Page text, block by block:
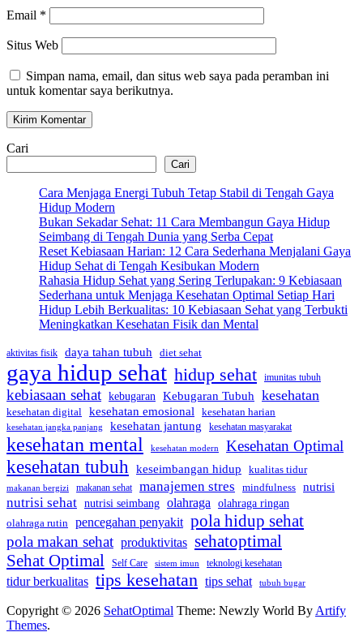
Email *
Situs Web
Simpan nama, email, dan situs web saya pada peramban ini
untuk komentar saya berikutnya.
Cari
Cari
Cara Menjaga Energi Tubuh Tetap Stabil di Tengah Gaya
Hidup Modern
Bukan Sekadar Sehat: 11 Cara Membangun Gaya Hidup
Seimbang di Tengah Dunia yang Serba Cepat
Reset Kebiasaan Harian: 12 Cara Sederhana Menjalani Gaya
Hidup Sehat di Tengah Kesibukan Modern
Rahasia Hidup Sehat yang Sering Terlupakan: 9 Kebiasaan
Sederhana untuk Menjaga Kesehatan Optimal Setiap Hari
Hidup Lebih Berkualitas: 10 Kebiasaan Sehat yang Terbukti
Meningkatkan Kesehatan Fisik dan Mental
aktivitas fisik daya tahan tubuh diet sehat
gaya hidup sehat hidup sehat imunitas tubuh
kebiasaan sehat kebugaran Kebugaran Tubuh kesehatan
kesehatan digital kesehatan emosional kesehatan harian
kesehatan jangka panjang kesehatan jantung kesehatan masyarakat
kesehatan mental kesehatan modern Kesehatan Optimal
kesehatan tubuh keseimbangan hidup kualitas tidur
makanan bergizi makanan sehat manajemen stres mindfulness nutrisi
nutrisi sehat nutrisi seimbang olahraga olahraga ringan
olahraga rutin pencegahan penyakit pola hidup sehat
pola makan sehat produktivitas sehatoptimal
Sehat Optimal Self Care sistem imun teknologi kesehatan
tidur berkualitas tips kesehatan tips sehat tubuh bugar
Copyright © 2026 SehatOptimal Theme: Newzly World ByArtify
Themes.